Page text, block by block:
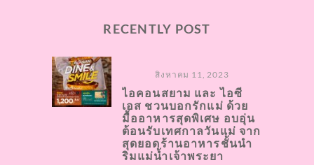
RECENTLY POST
สิงหาคม 11, 2023
ไอคอนสยาม และ ไอซี
เอส ชวนบอกรักแม่ ด้วย
มื้ออาหารสุดพิเศษ อบอุ่น
ต้อนรับเทศกาลวันแม่ จาก
สุดยอดร้านอาหารชั้นนำ
ริมแม่น้ำเจ้าพระยา